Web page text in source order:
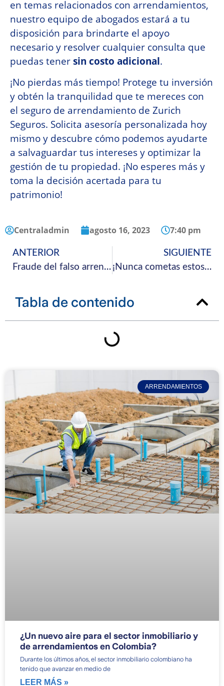
en temas relacionados con arrendamientos,
nuestro equipo de abogados estará a tu
disposición para brindarte el apoyo
necesario y resolver cualquier consulta que
puedas tenersin costo adicional.
¡No pierdas más tiempo! Protege tu inversión
y obtén la tranquilidad que te mereces con
el seguro de arrendamiento de Zurich
Seguros. Solicita asesoría personalizada hoy
mismo y descubre cómo podemos ayudarte
a salvaguardar tus intereses y optimizar la
gestión de tu propiedad. ¡No esperes más y
toma la decisión acertada para tu
patrimonio!
Centraladmin agosto 16, 2023 7:40 pm
ANTERIOR
Fraude del falso arrendador anunciante
SIGUIENTE
¡Nunca cometas estos errores al arrendar un inmueble!
Tabla de contenido
ARRENDAMIENTOS
¿Un nuevo aire para el sector inmobiliario y
de arrendamientos en Colombia?
Durante los últimos años, el sector inmobiliario colombiano ha
tenido que avanzar en medio de
LEER MÁS »